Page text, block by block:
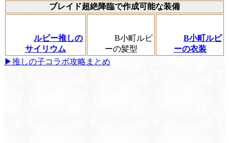
ブレイド超絶降臨で作成可能な装備
ルビー推しの
サイリウム
B小町ルビ
ーの髪型
B小町ルビ
ーの衣装
▶推しの子コラボ攻略まとめ